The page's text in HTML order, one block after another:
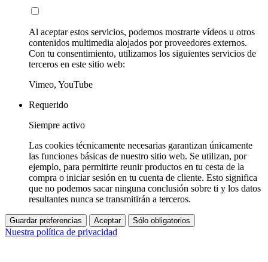
Al aceptar estos servicios, podemos mostrarte vídeos u otros
contenidos multimedia alojados por proveedores externos.
Con tu consentimiento, utilizamos los siguientes servicios de
terceros en este sitio web:
Vimeo, YouTube
Requerido
Siempre activo
Las cookies técnicamente necesarias garantizan únicamente
las funciones básicas de nuestro sitio web. Se utilizan, por
ejemplo, para permitirte reunir productos en tu cesta de la
compra o iniciar sesión en tu cuenta de cliente. Esto significa
que no podemos sacar ninguna conclusión sobre ti y los datos
resultantes nunca se transmitirán a terceros.
Guardar preferencias Aceptar Sólo obligatorios
Nuestra política de privacidad